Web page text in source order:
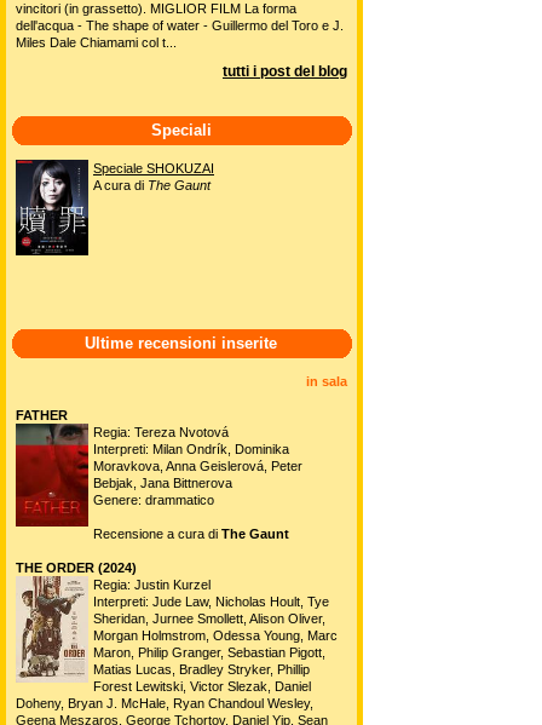
vincitori (in grassetto). MIGLIOR FILM La forma
dell'acqua - The shape of water - Guillermo del Toro e J.
Miles Dale Chiamami col t...
tutti i post del blog
Speciali
Speciale SHOKUZAI
A cura di The Gaunt
Ultime recensioni inserite
in sala
FATHER
Regia: Tereza Nvotová
Interpreti: Milan Ondrík, Dominika
Moravkova, Anna Geislerová, Peter
Bebjak, Jana Bittnerova
Genere: drammatico
Recensione a cura di The Gaunt
THE ORDER (2024)
Regia: Justin Kurzel
Interpreti: Jude Law, Nicholas Hoult, Tye
Sheridan, Jurnee Smollett, Alison Oliver,
Morgan Holmstrom, Odessa Young, Marc
Maron, Philip Granger, Sebastian Pigott,
Matias Lucas, Bradley Stryker, Phillip
Forest Lewitski, Victor Slezak, Daniel
Doheny, Bryan J. McHale, Ryan Chandoul Wesley,
Geena Meszaros, George Tchortov, Daniel Yip, Sean